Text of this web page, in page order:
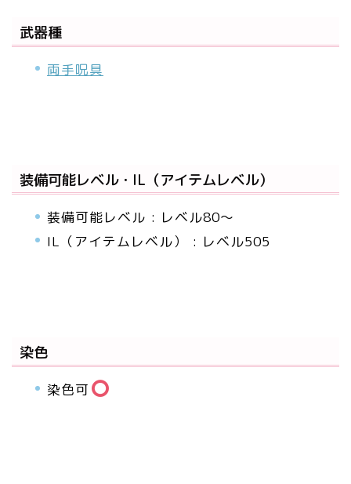
武器種
両手呪具
装備可能レベル・IL（アイテムレベル）
装備可能レベル : レベル80～
IL（アイテムレベル） : レベル505
染色
染色可